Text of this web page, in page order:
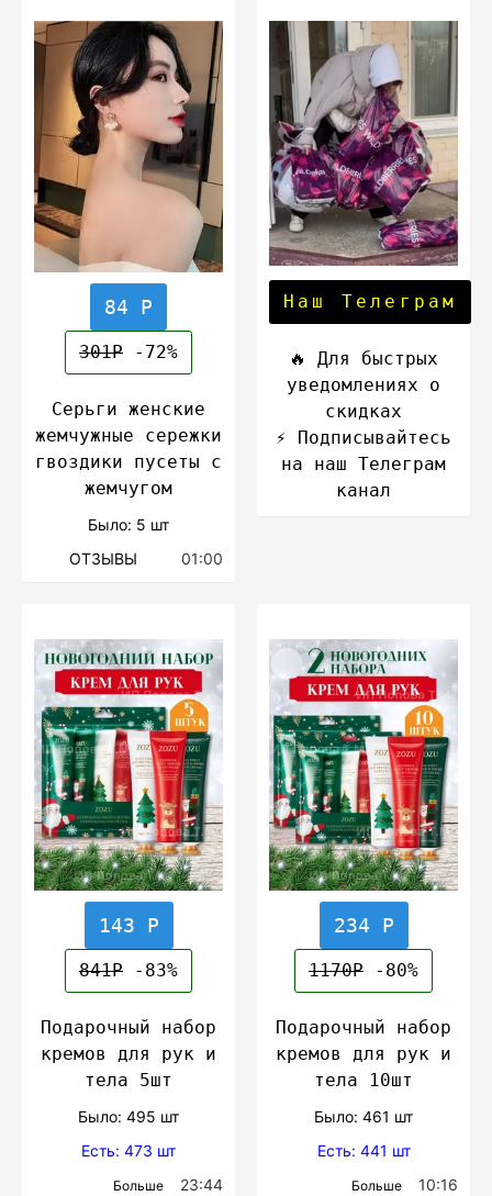
84 Р
301Р -72%
Серьги женские
жемчужные сережки
гвоздики пусеты с
жемчугом
Было: 5 шт
ОТЗЫВЫ
01:00
Наш Телеграм
🔥 Для быстрых
уведомлениях о
скидках
⚡️ Подписывайтесь
на наш Телеграм
канал
143 Р
841Р -83%
Подарочный набор
кремов для рук и
тела 5шт
Было: 495 шт
Есть: 473 шт
Больше 23:44
234 Р
1170Р -80%
Подарочный набор
кремов для рук и
тела 10шт
Было: 461 шт
Есть: 441 шт
Больше 10:16